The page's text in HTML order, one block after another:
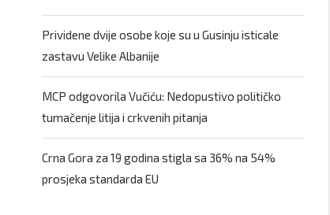
Prividene dvije osobe koje su u Gusinju isticale
zastavu Velike Albanije
MCP odgovorila Vučiću: Nedopustivo političko
tumačenje litija i crkvenih pitanja
Crna Gora za 19 godina stigla sa 36% na 54%
prosjeka standarda EU